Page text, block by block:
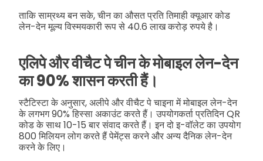
ताकि साम्रथ्य बन सके, चीन का औसत प्रति तिमाही क्यूआर कोड
लेन-देन मूल्य विस्मयकारी रूप से 40.6 लाख करोड़ रुपये है।
एलिपे और वीचैट पे चीन के मोबाइल लेन-देन
का 90% शासन करती हैं।
स्टैटिस्टा के अनुसार, अलीपे और वीचैट पे चाइना में मोबाइल लेन-देन
के लगभग 90% हिस्सा अकाउंट करते हैं। उपयोगकर्ता प्रतिदिन QR
कोड के साथ 10-15 बार संवाद करते हैं। इन दो इ-वॉलेट का उपयोग
800 मिलियन लोग करते हैं पेमेंट्स करने और अन्य दैनिक लेन-देन
करने के लिए।